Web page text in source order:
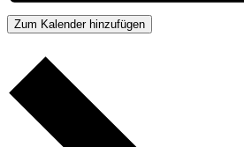
Zum Kalender hinzufügen